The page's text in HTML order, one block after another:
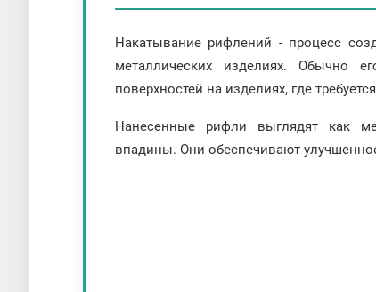
Накатывание рифлений - процесс
металлических изделиях. Обычно
поверхностей на изделиях, где
Нанесенные рифли выглядят как
впадины. Они обеспечивают